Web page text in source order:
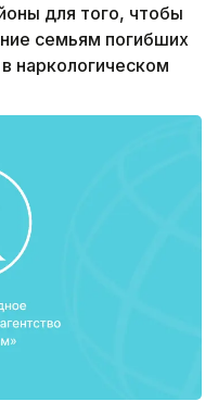
для того, чтобы
семьям погибших
наркологическом